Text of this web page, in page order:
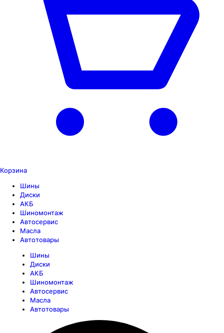
Корзина
Шины
Диски
АКБ
Шиномонтаж
Автосервис
Масла
Автотовары
Шины
Диски
АКБ
Шиномонтаж
Автосервис
Масла
Автотовары